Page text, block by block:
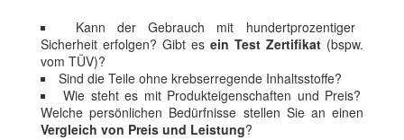
Kann der Gebrauch mit hundertprozentiger
Sicherheit erfolgen? Gibt es ein Test Zertifikat (bspw.
vom TÜV)?
Sind die Teile ohne krebserregende Inhaltsstoffe?
Wie steht es mit Produkteigenschaften und Preis?
Welche persönlichen Bedürfnisse stellen Sie an einen
Vergleich von Preis und Leistung?